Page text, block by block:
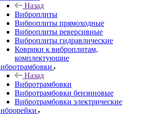
Назад
Виброплиты
Виброплиты прямоходные
Виброплиты реверсивные
Виброплиты гидравлические
Коврики к виброплитам,
комплектующие
Назад
Вибротрамбовки
Вибротрамбовки бензиновые
Вибротрамбовки электрические